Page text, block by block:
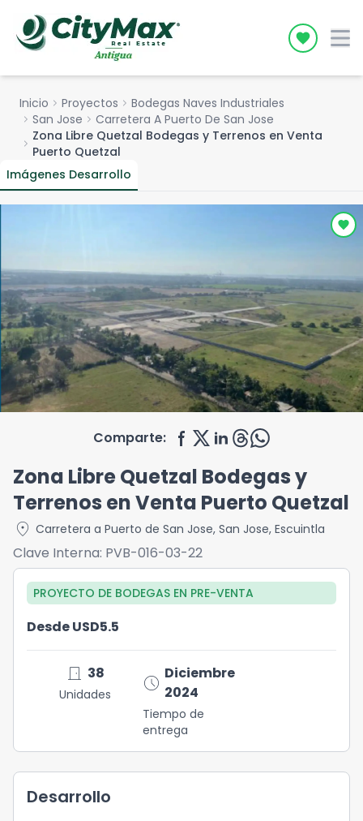
Icon
Inicio chevron_right Proyectos chevron_right Bodegas Naves Industriales
chevron_right San Jose chevron_right Carretera A Puerto De San Jose
chevron_right Zona Libre Quetzal Bodegas y Terrenos en Venta
Puerto Quetzal
Imágenes Desarrollo
Comparte:
Zona Libre Quetzal Bodegas y
Terrenos en Venta Puerto Quetzal
location_on Carretera a Puerto de San Jose, San Jose, Escuintla
Clave Interna: PVB-016-03-22
PROYECTO DE BODEGAS EN PRE-VENTA
Desde USD5.5
door_front 38
Unidades schedule Diciembre
2024
Tiempo de
entrega
Desarrollo